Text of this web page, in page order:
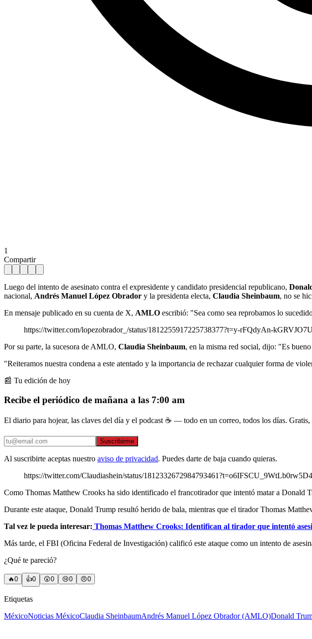
1
Compartir
Luego del intento de asesinato contra el expresidente y candidato presidencial republicano,
nacional, Andrés Manuel López Obrador y la presidenta electa, Claudia Sheinbaum, no se
En mensaje publicado en su cuenta de X, AMLO escribió: "Sea como sea reprobamos lo
https://twitter.com/lopezobrador_/status/1812255917225738377?t=y-rFQdyAn-
Por su parte, la sucesora de AMLO, Claudia Sheinbaum, en la misma red social, dijo: "Es
"Reiteramos nuestra condena a este atentado y la importancia de rechazar cualquier forma de
📰 Tu edición de hoy
Recibe el periódico de mañana a las 7:00 am
El diario para hojear, las claves del día y el podcast ☕ — todo en un correo, todos los días.
Suscribirme
Al suscribirte aceptas nuestro aviso de privacidad. Puedes darte de baja cuando quieras.
https://twitter.com/Claudiashein/status/
Como Thomas Matthew Crooks ha sido identificado el francotirador que intentó matar a Donald
Durante este ataque, Donald Trump resultó herido de bala, mientras que el tirador Thomas
Tal vez le pueda interesar: Thomas Matthew Crooks: Identifican al tirador que intentó
Más tarde, el FBI (Oficina Federal de Investigación) calificó este ataque como un intento de
¿Qué te pareció?
🔥0 👍0 😲0 😢0 😠0
Etiquetas
MéxicoNoticias MéxicoClaudia SheinbaumAndrés Manuel López Obrador (AMLO)Donald